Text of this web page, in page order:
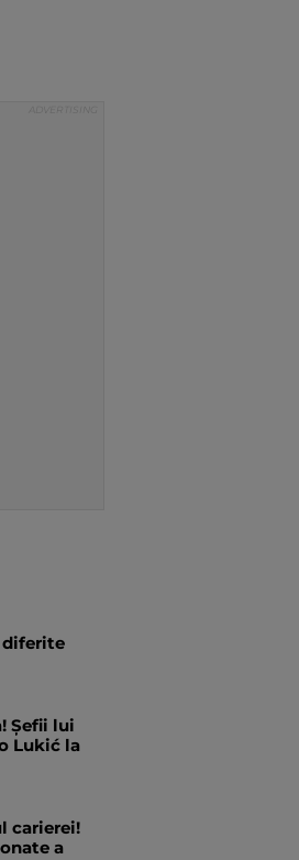
diferite
Șefii lui
Lukić la
carierei!
a